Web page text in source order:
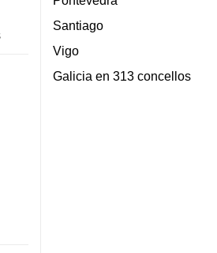
Santiago
Vigo
Galicia en 313 concellos